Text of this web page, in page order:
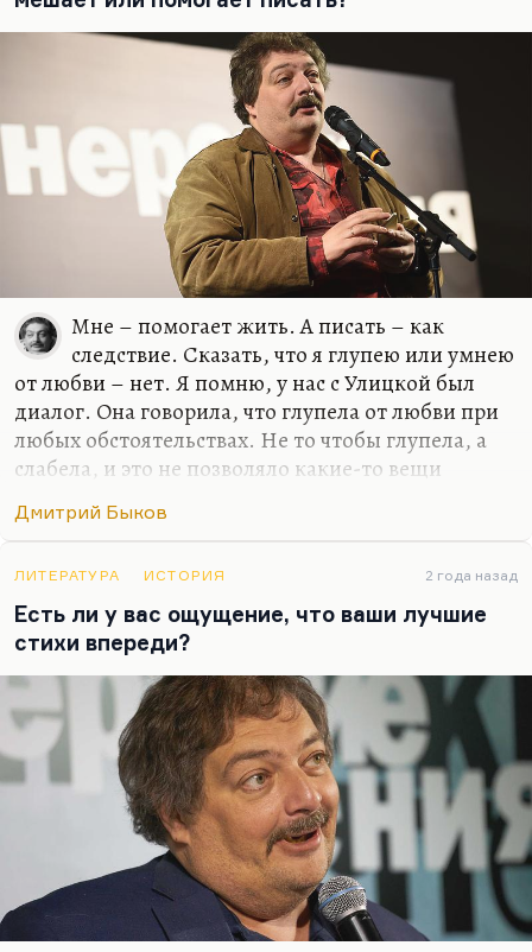
Мне – помогает жить. А писать – как
следствие. Сказать, что я глупею или умнею
от любви – нет. Я помню, у нас с Улицкой был
диалог. Она говорила, что глупела от любви при
любых обстоятельствах. Не то чтобы глупела, а
слабела, и это не позволяло какие-то вещи
все-таки этого нет, для меня любовь – это формат
какую-то общую черту у моих жен или тех
женщин, с которыми у меня были долгие и
счастливые отношения, – это были женщины, с
которыми мне нравилось разговаривать, в
которых я находил не эхо, а именно гениальный
ответ, додумывание такое.
Иной раз Катька что-нибудь такое скажет, и
жить хочется. Что-нибудь…
Дмитрий Быков
ЛИТЕРАТУРА ИСТОРИЯ 2 года назад
Есть ли у вас ощущение, что ваши лучшие
стихи впереди?